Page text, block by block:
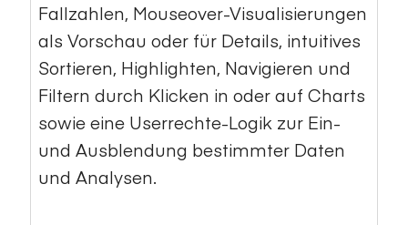
Fallzahlen, Mouseover-Visualisierungen
als Vorschau oder für Details, intuitives
Sortieren, Highlighten, Navigieren und
Filtern durch Klicken in oder auf Charts
sowie eine Userrechte-Logik zur Ein-
und Ausblendung bestimmter Daten
und Analysen.